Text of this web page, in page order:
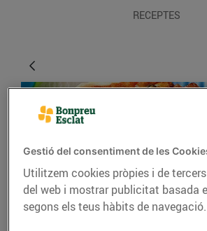
RECEPTES
Gestió del consentiment de les
Utilitzem cookies pròpies i de tercers
del web i mostrar publicitat basada
segons els teus hàbits de navegació.